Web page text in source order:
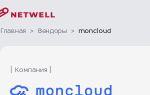
Главная > Вендоры > moncloud
[ Компания ]